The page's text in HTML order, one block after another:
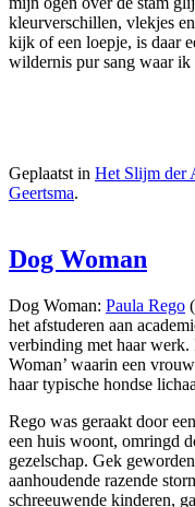
kleurverschillen, vlekjes
kijk of een loepje, is daar
wildernis pur sang waar
Geplaatst in Het Slijm der
Geertsma.
Dog Woman
Dog Woman: Paula Rego
het afstuderen aan
verbinding met haar
Woman’ waarin een
haar typische hondse
Rego was geraakt door
een huis woont, omringd
gezelschap. Gek
aanhoudende razende
schreeuwende kinderen,